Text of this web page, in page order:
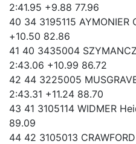
2:41.95 +9.88 77.96
40 34 3195115 AYMONIER
+10.50 82.86
41 40 3435004
2:43.06 +10.99 86.72
42 44 3225005
2:43.31 +11.24 88.70
43 41 3105114 WIDMER
89.09
44 42 3105013